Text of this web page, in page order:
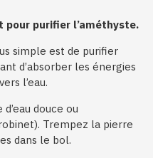
pour purifier l’améthyste.
simple est de purifier
d’absorber les énergies
l’eau.
douce ou
Trempez la pierre
dans le bol.